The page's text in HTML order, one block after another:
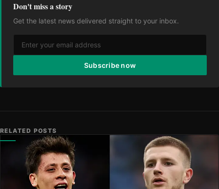
Don't miss a story
Get the latest news delivered straight to your inbox.
Subscribe now
RELATED POSTS